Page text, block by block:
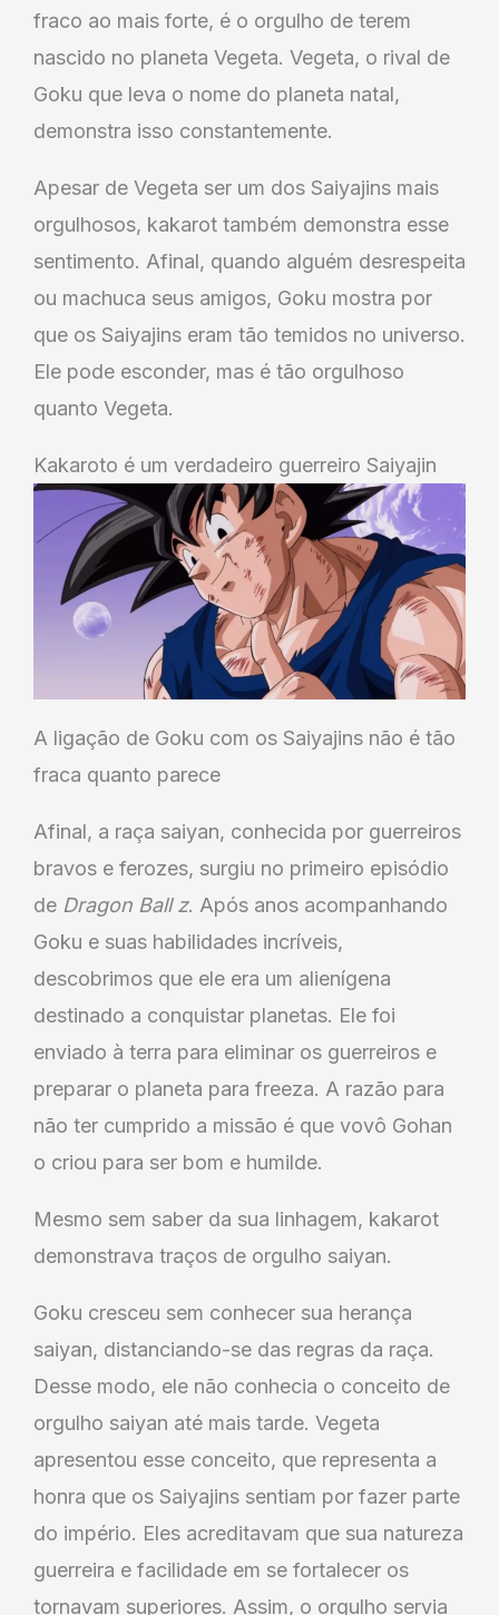
fraco ao mais forte, é o orgulho de terem
nascido no planeta Vegeta. Vegeta, o rival de
Goku que leva o nome do planeta natal,
demonstra isso constantemente.
Apesar de Vegeta ser um dos Saiyajins mais
orgulhosos, kakarot também demonstra esse
sentimento. Afinal, quando alguém desrespeita
ou machuca seus amigos, Goku mostra por
que os Saiyajins eram tão temidos no universo.
Ele pode esconder, mas é tão orgulhoso
quanto Vegeta.
Kakaroto é um verdadeiro guerreiro Saiyajin
A ligação de Goku com os Saiyajins não é tão
fraca quanto parece
Afinal, a raça saiyan, conhecida por guerreiros
bravos e ferozes, surgiu no primeiro episódio
de Dragon Ball z. Após anos acompanhando
Goku e suas habilidades incríveis,
descobrimos que ele era um alienígena
destinado a conquistar planetas. Ele foi
enviado à terra para eliminar os guerreiros e
preparar o planeta para freeza. A razão para
não ter cumprido a missão é que vovô Gohan
o criou para ser bom e humilde.
Mesmo sem saber da sua linhagem, kakarot
demonstrava traços de orgulho saiyan.
Goku cresceu sem conhecer sua herança
saiyan, distanciando-se das regras da raça.
Desse modo, ele não conhecia o conceito de
orgulho saiyan até mais tarde. Vegeta
apresentou esse conceito, que representa a
honra que os Saiyajins sentiam por fazer parte
do império. Eles acreditavam que sua natureza
guerreira e facilidade em se fortalecer os
tornavam superiores. Assim, o orgulho servia